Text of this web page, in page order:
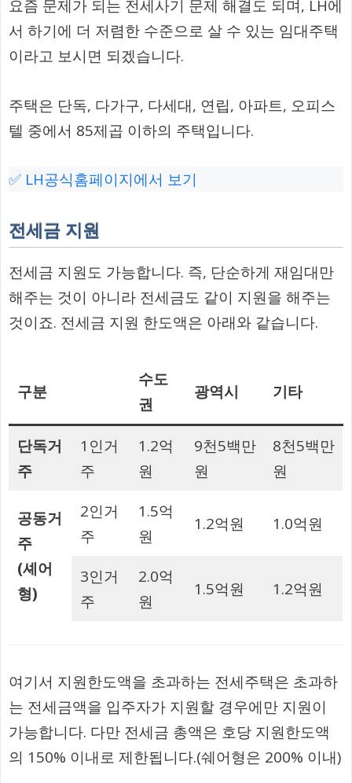
요즘 문제가 되는 전세사기 문제 해결도 되며, LH에
서 하기에 더 저렴한 수준으로 살 수 있는 임대주택
이라고 보시면 되겠습니다.
주택은 단독, 다가구, 다세대, 연립, 아파트, 오피스
텔 중에서 85제곱 이하의 주택입니다.
✅ LH공식홈페이지에서 보기
전세금 지원
전세금 지원도 가능합니다. 즉, 단순하게 재임대만
해주는 것이 아니라 전세금도 같이 지원을 해주는
것이죠. 전세금 지원 한도액은 아래와 같습니다.
구분
수도
권
광역시 기타
단독거
주
1인거
주
1.2억
원
9천5백만
원
8천5백만
원
공동거
주
(셰어
형)
2인거
주
1.5억
원
1.2억원 1.0억원
3인거
주
2.0억
원
1.5억원 1.2억원
여기서 지원한도액을 초과하는 전세주택은 초과하
는 전세금액을 입주자가 지원할 경우에만 지원이
가능합니다. 다만 전세금 총액은 호당 지원한도액
의 150% 이내로 제한됩니다.(쉐어형은 200% 이내)